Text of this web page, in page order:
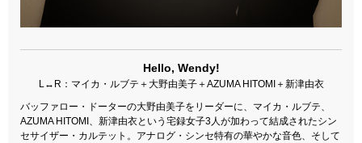
Hello, Wendy!
L↔︎R：マイカ・ルブテ＋大野由美子＋AZUMA HITOMI＋新津由衣
バッファロー・ドーターの大野由美子をリーダーに、マイカ・ルブテ、
AZUMA HITOMI、新津由衣という宅録女子3人が加わって結成されたシン
セサイザー・カルテット。アナログ・シンセ特有の華やかな音色、そして